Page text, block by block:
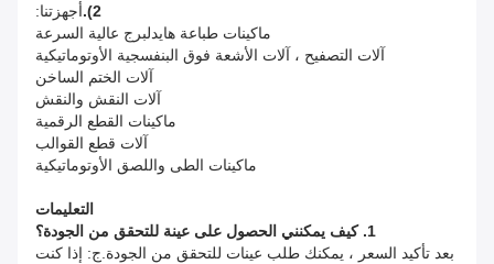
2).
أجهزتنا:
ماكينات طباعة هايدلبرج عالية السرعة
آلات التصفيح ، آلات الأشعة فوق البنفسجية الأوتوماتيكية
آلات الختم الساخن
آلات النقش والنقش
ماكينات القطع الرقمية
آلات قطع القوالب
ماكينات الطى واللصق الأوتوماتيكية
التعليمات
1. كيف يمكنني الحصول على عينة للتحقق من الجودة؟
بعد تأكيد السعر ، يمكنك طلب عينات للتحقق من الجودة.ج: إذا كنت